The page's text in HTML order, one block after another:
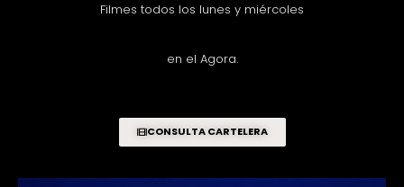
Filmes todos los lunes y miércoles
en el Agora.
CONSULTA CARTELERA